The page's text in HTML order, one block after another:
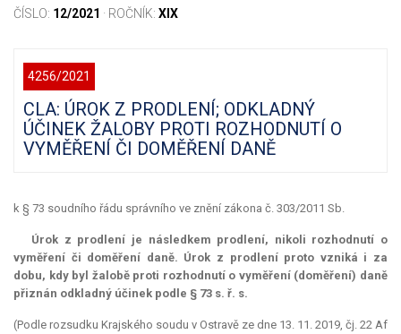
ČÍSLO: 12/2021 · ROČNÍK: XIX
4256/2021
CLA: ÚROK Z PRODLENÍ; ODKLADNÝ
ÚČINEK ŽALOBY PROTI ROZHODNUTÍ O
VYMĚŘENÍ ČI DOMĚŘENÍ DANĚ
k § 73 soudního řádu správního ve znění zákona č. 303/2011 Sb.
Úrok z prodlení je následkem prodlení, nikoli rozhodnutí o
vyměření či doměření daně. Úrok z prodlení proto vzniká i za
dobu, kdy byl žalobě proti rozhodnutí o vyměření (doměření) daně
přiznán odkladný účinek podle § 73 s. ř. s.
(Podle rozsudku Krajského soudu v Ostravě ze dne 13. 11. 2019, čj. 22 Af